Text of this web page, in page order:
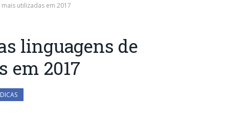
utilizadas em 2017
linguagens de
em 2017
DICAS